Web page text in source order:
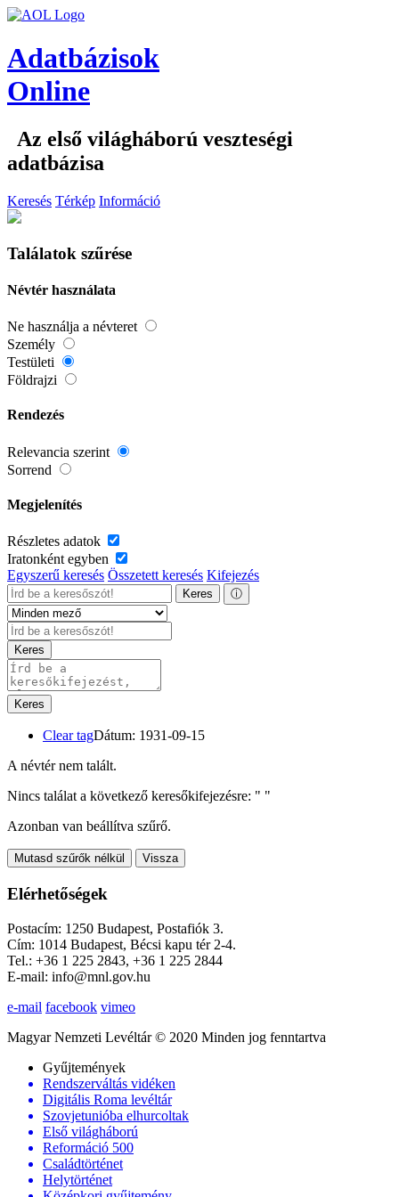
Adatbázisok
Online
Az első világháború veszteségi
adatbázisa
Keresés Térkép Információ
Találatok szűrése
Névtér használata
Ne használja a névteret
Személy
Testületi
Földrajzi
Rendezés
Relevancia szerint
Sorrend
Megjelenítés
Részletes adatok
Iratonként egyben
Egyszerű keresés Összetett keresés Kifejezés
Keres ⓘ
Keres
Keres
Clear tagDátum: 1931-09-15
A névtér nem talált.
Nincs találat a következő keresőkifejezésre: " "
Azonban van beállítva szűrő.
Mutasd szűrők nélkül Vissza
Elérhetőségek
Postacím: 1250 Budapest, Postafiók 3.
Cím: 1014 Budapest, Bécsi kapu tér 2-4.
Tel.: +36 1 225 2843, +36 1 225 2844
E-mail: info@mnl.gov.hu
e-mail facebook vimeo
Magyar Nemzeti Levéltár © 2020 Minden jog fenntartva
Gyűjtemények
Rendszerváltás vidéken
Digitális Roma levéltár
Szovjetunióba elhurcoltak
Első világháború
Reformáció 500
Családtörténet
Helytörténet